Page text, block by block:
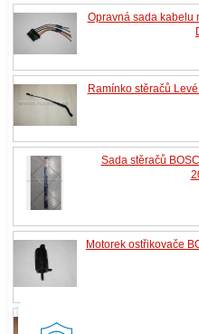
Opravná sada kabelu
Ramínko stěračů
Sada stěračů
Motorek ostřikovače